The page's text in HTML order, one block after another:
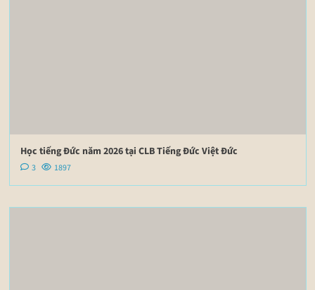
Học tiếng Đức năm 2026 tại CLB Tiếng Đức Việt Đức
3 1897